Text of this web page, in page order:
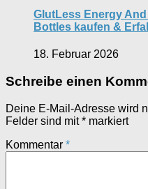
GlutLess Energy
Bottles kaufen &
18. Februar 2026
Schreibe einen
Deine E-Mail-Adresse wird
Felder sind mit* markiert
Kommentar *